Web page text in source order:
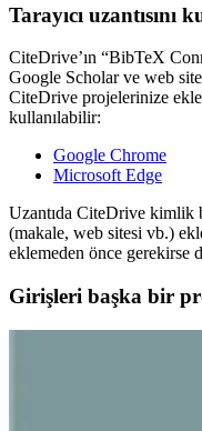
Tarayıcı uzantısını
CiteDrive’ın “BibTeX
Google Scholar ve web
CiteDrive projelerinize
kullanılabilir:
Google Chrome
Microsoft Edge
Uzantıda CiteDrive kimlik
(makale, web sitesi vb.)
eklemeden önce gerekirse
Girişleri başka bir